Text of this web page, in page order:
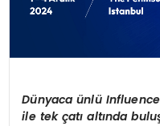
Dünyaca ünlü
ile tek çatı altında